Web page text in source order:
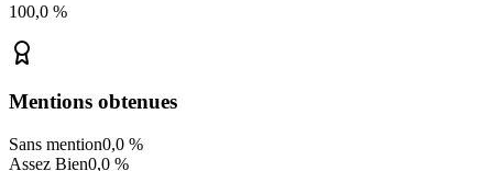
100,0 %
Mentions obtenues
Sans mention0,0 %
Assez Bien0,0 %